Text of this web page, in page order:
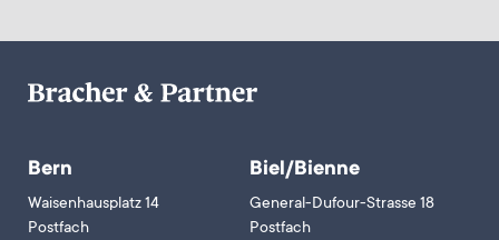
Bern
Waisenhausplatz 14
Postfach
Biel/Bienne
General-Dufour-Strasse 18
Postfach